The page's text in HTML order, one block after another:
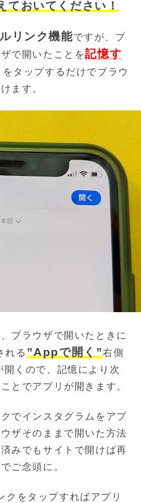
ておいてください！
リンク機能ですが、ブ
で開いたことを記憶す
タップするだけでブラウ
ます。
ブラウザで開いたときに
れる ”Appで開く”右側
開くので、記憶により次
とでアプリが開きます。
でインスタグラムをアプ
ザそのままで開いた方法
みでもサイトで開けば再
ご念頭に。
をタップすればアプリ